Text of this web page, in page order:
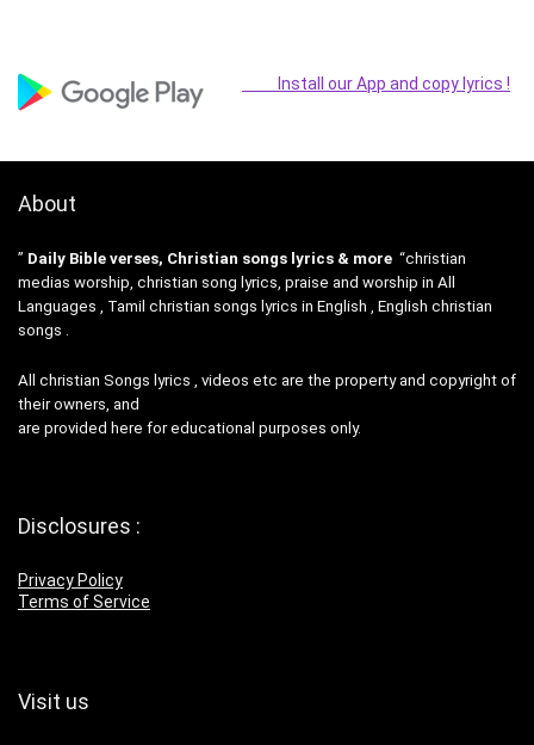
Install our App and copy lyrics !
About
” Daily Bible verses, Christian songs lyrics & more “christian
medias worship, christian song lyrics, praise and worship in All
Languages , Tamil christian songs lyrics in English , English christian
songs .
All christian Songs lyrics , videos etc are the property and copyright of
their owners, and
are provided here for educational purposes only.
Disclosures :
Privacy Policy
Terms of Service
Visit us